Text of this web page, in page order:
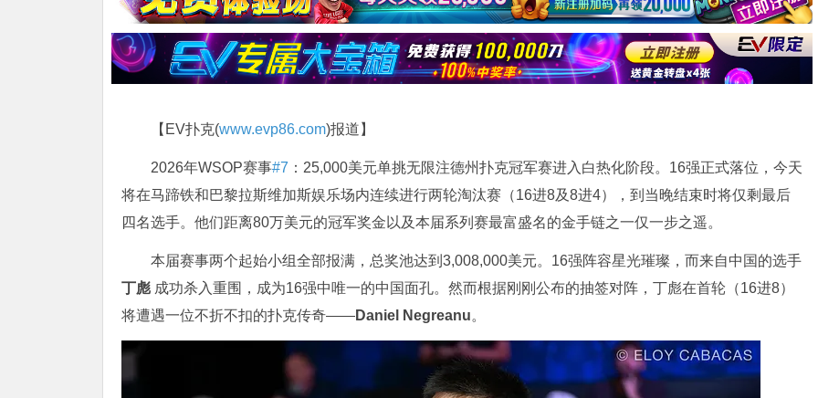
【EV扑克(www.evp86.com)报道】
2026年WSOP赛事#7 ：25,000美元单挑无限注德州扑克冠军赛进入白热化阶段。16强正式落位，今天
将在马蹄铁和巴黎拉斯维加斯娱乐场内连续进行两轮淘汰赛（16进8及8进4），到当晚结束时将仅剩最后
四名选手。他们距离80万美元的冠军奖金以及本届系列赛最富盛名的金手链之一仅一步之遥。
本届赛事两个起始小组全部报满，总奖池达到3,008,000美元。16强阵容星光璀璨，而来自中国的选手
丁彪 成功杀入重围，成为16强中唯一的中国面孔。然而根据刚刚公布的抽签对阵，丁彪在首轮（16进8）
将遭遇一位不折不扣的扑克传奇——Daniel Negreanu。